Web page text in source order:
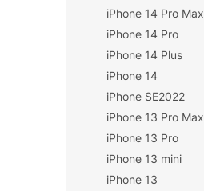
iPhone 14 Pro Max
iPhone 14 Pro
iPhone 14 Plus
iPhone 14
iPhone SE2022
iPhone 13 Pro Max
iPhone 13 Pro
iPhone 13 mini
iPhone 13